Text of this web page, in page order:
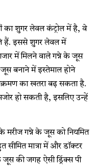
का शुगर लेवल कंट्रोल में है, वे
हैं. इससे शुगर लेवल में
में मिलने वाले गन्ने के जूस
बनाने में इस्तेमाल होने
का खतरा बढ़ सकता है.
हो सकती है, इसलिए उन्हें
मरीज गन्ने के जूस को नियमित
सीमित मात्रा में और डॉक्टर
की जगह ऐसी ड्रिंक्स पी